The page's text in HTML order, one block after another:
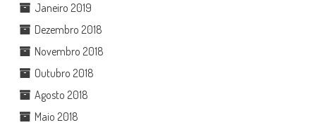
Janeiro 2019
Dezembro 2018
Novembro 2018
Outubro 2018
Agosto 2018
Maio 2018